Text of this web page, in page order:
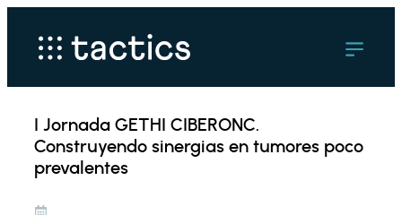
I Jornada GETHI CIBERONC.
Construyendo sinergias en tumores poco
prevalentes